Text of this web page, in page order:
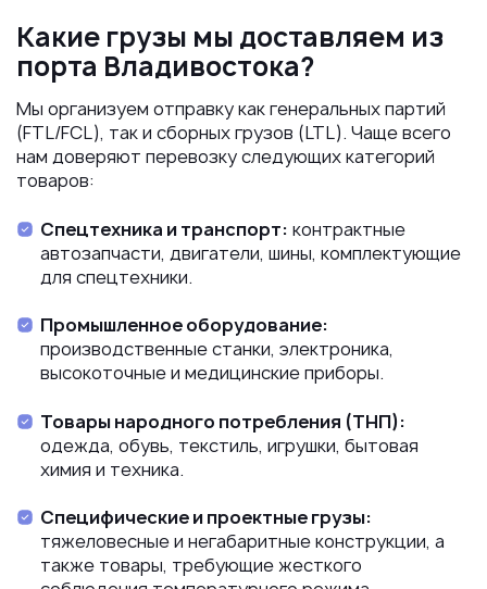
Какие грузы мы доставляем из
порта Владивостока?
Мы организуем отправку как генеральных партий
(FTL/FCL), так и сборных грузов (LTL). Чаще всего
нам доверяют перевозку следующих категорий
товаров:
Спецтехника и транспорт: контрактные
автозапчасти, двигатели, шины, комплектующие
для спецтехники.
Промышленное оборудование:
производственные станки, электроника,
высокоточные и медицинские приборы.
Товары народного потребления (ТНП):
одежда, обувь, текстиль, игрушки, бытовая
химия и техника.
Специфические и проектные грузы:
тяжеловесные и негабаритные конструкции, а
также товары, требующие жесткого